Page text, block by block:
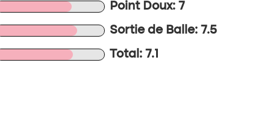
Point Doux: 7
Sortie de Balle: 7.5
Total: 7.1